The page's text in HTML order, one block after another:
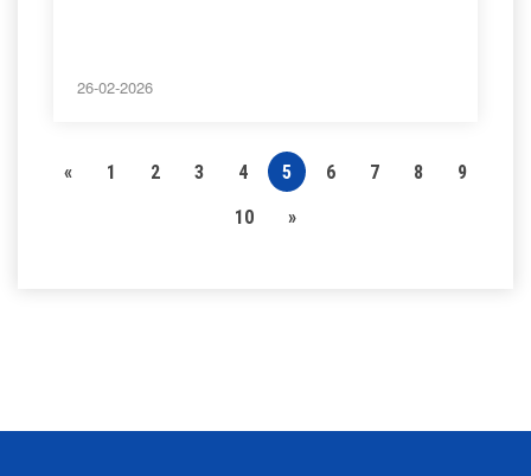
26-02-2026
« 1 2 3 4 5 6 7 8
9
10
»